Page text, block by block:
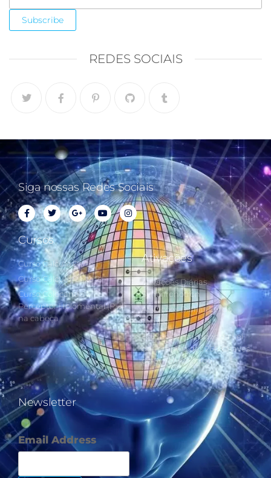
REDES SOCIAIS
Siga nossas Redes Sociais
Cursos
Curso Cálculo Parte 1
Curso Cálculo Parte 2
Curso Colocando o
Perceptor Holomental (PH)
na cabeça
Ativações
Ativações Diárias
Synchronotron
Ativações Diárias Lei do
Tempo
Estudos Postulados da Lei
do Tempo e das 260 Chaves
do Synchronotron
Newsletter
Email Address